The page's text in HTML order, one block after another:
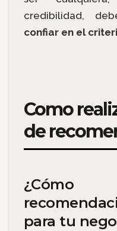
credibilidad,
confiar en el
Como
de
para tu